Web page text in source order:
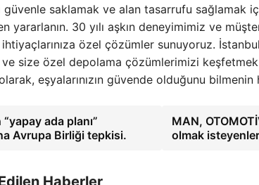
güvenle saklamak ve alan tasarrufu sağlamak
yararlanın. 30 yılı aşkın deneyimimiz ve
özel çözümler sunuyoruz.
size özel depolama çözümlerimizi
eşyalarınızın güvende olduğunu bilmenin
ada planı”
Avrupa Birliği tepkisi.
MAN,
olmak
Haberler